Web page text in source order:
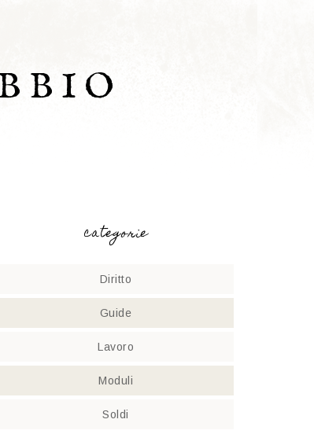
categorie
Diritto
Guide
Lavoro
Moduli
Soldi